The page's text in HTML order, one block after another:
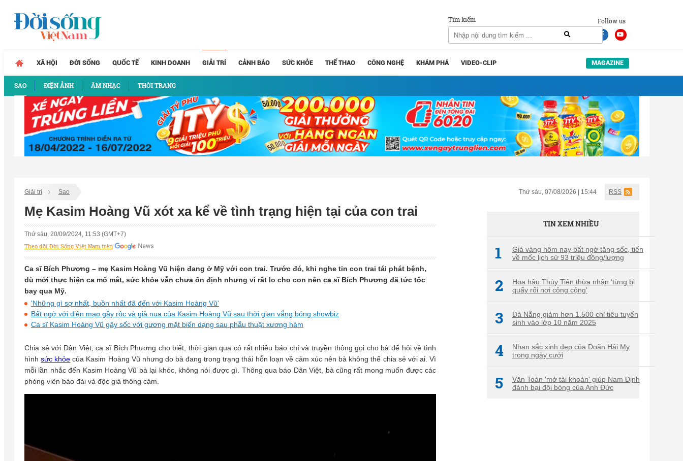
Follow us
Tìm kiếm
XÃ HỘI ĐỜI SỐNG QUỐC TẾ KINH DOANH GIẢI TRÍ
SAO ĐIỆN ẢNH ÂM NHẠC THỜI TRANG
CẢNH BÁO SỨC KHỎE THỂ THAO CÔNG NGHỆ KHÁM PHÁ VIDEO-CLIP MAGAZINE
Giải trí Sao Thứ sáu, 07/08/2026 | 15:44 RSS
Mẹ Kasim Hoàng Vũ xót xa kể về tình trạng hiện tại của con trai
Thứ sáu, 20/09/2024, 11:53 (GMT+7)
Theo dõi Đời Sống Việt Nam trên
Ca sĩ Bích Phương – mẹ Kasim Hoàng Vũ hiện đang ở Mỹ với con trai. Trước đó, khi nghe tin con trai tái phát bệnh,
dù mới thực hiện ca mổ mắt, sức khỏe vẫn chưa ổn định nhưng vì rất lo cho con nên ca sĩ Bích Phương đã tức tốc
bay qua Mỹ.
'Những gì sợ nhất, buồn nhất đã đến với Kasim Hoàng Vũ'
Bất ngờ với diện mạo gầy rộc và già nua của Kasim Hoàng Vũ sau thời gian vắng bóng showbiz
Ca sĩ Kasim Hoàng Vũ gây sốc với gương mặt biến dạng sau phẫu thuật xương hàm
Chia sẻ với Dân Việt, ca sĩ Bích Phương cho biết, thời gian qua có rất nhiều báo chí và truyền thông gọi cho bà để hỏi về tình
hìnhsức khỏe của Kasim Hoàng Vũ nhưng do bà đang trong trạng thái hỗn loạn về cảm xúc nên bà không thể chia sẻ với ai. Vì
mỗi lần nhắc đến Kasim Hoàng Vũ bà lại khóc, không nói được gì. Thông qua báo Dân Việt, bà cũng rất mong muốn được các
phóng viên báo đài và độc giả thông cảm.
TIN XEM NHIỀU
1
Giá vàng hôm nay bất ngờ tăng sốc, tiến
về mốc lịch sử 93 triệu đồng/lượng
2
Hoa hậu Thùy Tiên thừa nhận 'từng bị
quấy rối nơi công cộng'
3
Đà Nẵng giảm hơn 1.500 chỉ tiêu tuyển
sinh vào lớp 10 năm 2025
4
Nhan sắc xinh đẹp của Doãn Hải My
trong ngày cưới
5
Văn Toàn 'mở tài khoản' giúp Nam Định
đánh bại đội bóng của Anh Đức